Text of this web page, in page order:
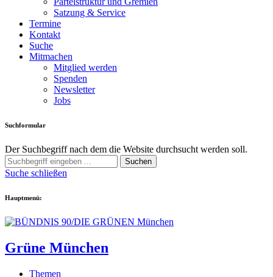
Satzung & Service
Termine
Kontakt
Suche
Mitmachen
Mitglied werden
Spenden
Newsletter
Jobs
Suchformular
Der Suchbegriff nach dem die Website durchsucht werden soll.
Suchen
Suche schließen
Hauptmenü:
Grüne München
Themen